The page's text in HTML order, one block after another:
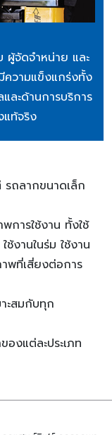
ผู้จัดจำหน่าย และ
ความแข็งแกร่งทั้ง
ละด้านการบริการ
แท้จริง
ถลากขนาดเล็ก
การใช้งาน ทั้งใช้
งานในร่ม ใช้งาน
พที่เสี่ยงต่อการ
ะสมกับทุก
งแต่ละประเภท